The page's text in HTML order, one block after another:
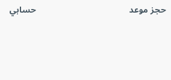
حجز موعد حسابي